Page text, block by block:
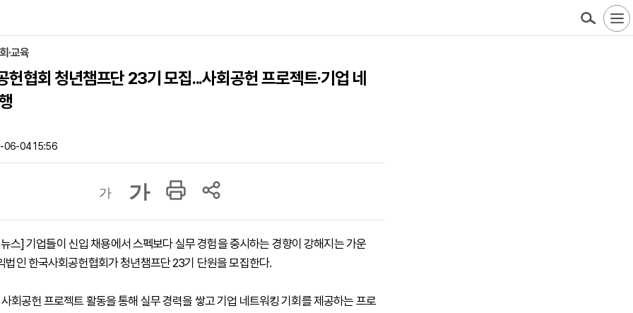
·교육
헌협회 청년챔프단 23기 모집...사회공헌 프로젝트·기업 네
06-04 15:56
가 가
스] 기업들이 신입 채용에서 스펙보다 실무 경험을 중시하는 경향이 강해지는 가운
법인 한국사회공헌협회가 청년챔프단 23기 단원을 모집한다.
회공헌 프로젝트 활동을 통해 실무 경력을 쌓고 기업 네트워킹 기회를 제공하는 프로